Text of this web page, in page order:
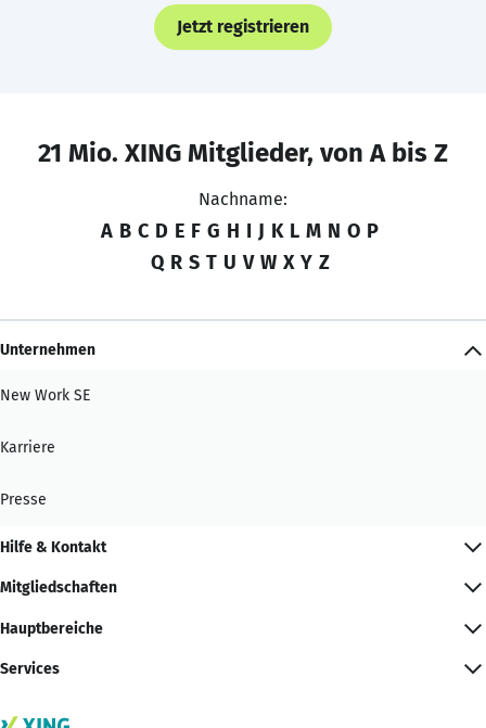
Jetzt registrieren
21 Mio. XING Mitglieder, von A bis Z
Nachname:
A B C D E F G H I J K L M N O P
Q R S T U V W X Y Z
Unternehmen
New Work SE
Karriere
Presse
Hilfe & Kontakt
Mitgliedschaften
Hauptbereiche
Services